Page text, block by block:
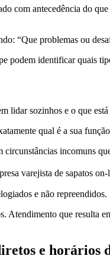
com antecedência do
“Que problemas ou
podem identificar quais
sozinhos e o que
qual é a sua
incomuns
varejista de sapatos
e não repreendidos.
que resulta
e horários